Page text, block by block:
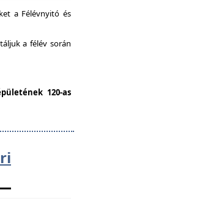
a Félévnyitó és
a félév során
120-as